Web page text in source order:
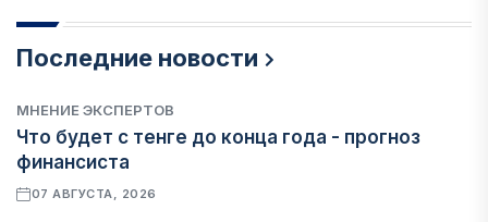
Последние новости
МНЕНИЕ ЭКСПЕРТОВ
Что будет с тенге до конца года - прогноз
финансиста
07 АВГУСТА, 2026